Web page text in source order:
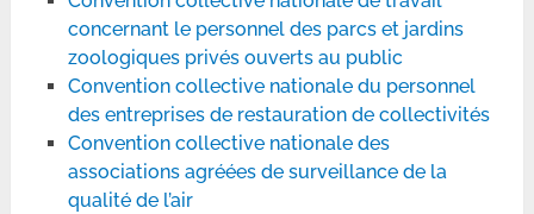
concernant le personnel des parcs et jardins
zoologiques privés ouverts au public
Convention collective nationale du personnel
des entreprises de restauration de collectivités
Convention collective nationale des
associations agréées de surveillance de la
qualité de l’air